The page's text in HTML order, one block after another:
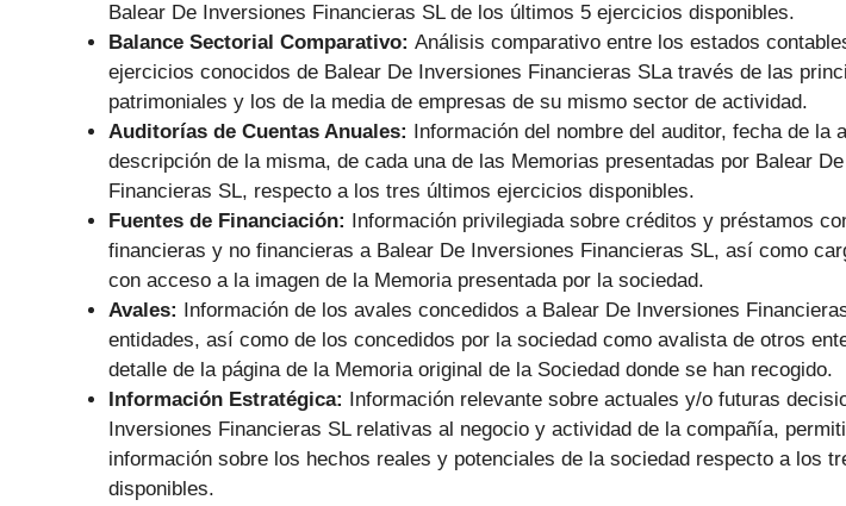
Balear De Inversiones Financieras SL de los últimos 5 ejercicios disponibles.
Balance Sectorial Comparativo: Análisis comparativo entre los estados
ejercicios conocidos de Balear De Inversiones Financieras SLa través de las
patrimoniales y los de la media de empresas de su mismo sector de actividad.
Auditorías de Cuentas Anuales: Información del nombre del auditor, fecha de la
descripción de la misma, de cada una de las Memorias presentadas por Balear
Financieras SL, respecto a los tres últimos ejercicios disponibles.
Fuentes de Financiación: Información privilegiada sobre créditos y préstamos
financieras y no financieras a Balear De Inversiones Financieras SL, así como
con acceso a la imagen de la Memoria presentada por la sociedad.
Avales: Información de los avales concedidos a Balear De Inversiones
entidades, así como de los concedidos por la sociedad como avalista de otros
detalle de la página de la Memoria original de la Sociedad donde se han recogido.
Información Estratégica: Información relevante sobre actuales y/o futuras
Inversiones Financieras SL relativas al negocio y actividad de la compañía,
información sobre los hechos reales y potenciales de la sociedad respecto a los
disponibles.